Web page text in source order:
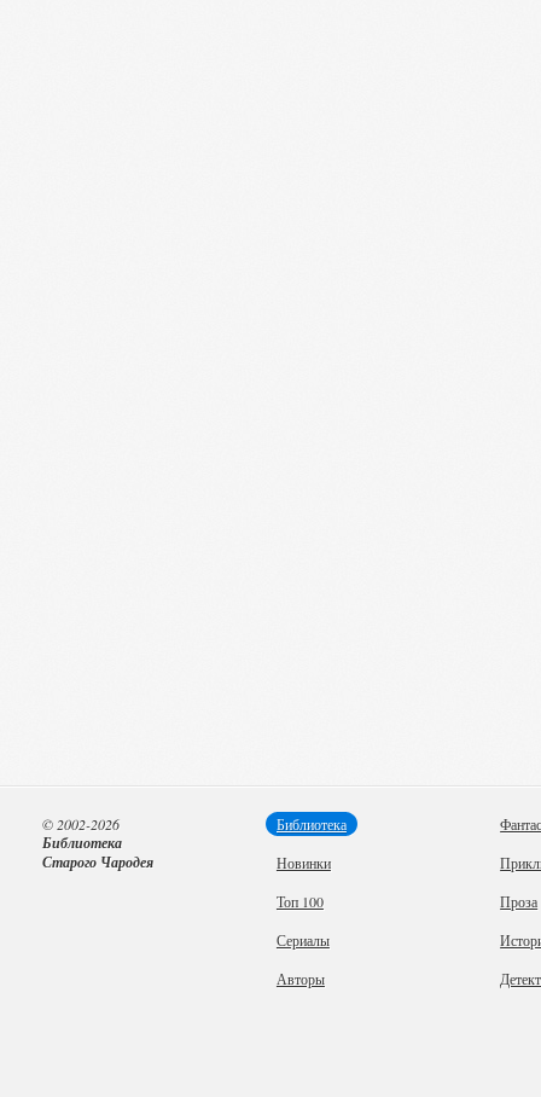
Библиотека
Новинки
Топ 100
Сериалы
Авторы
Проза
© 2002-2026
Библиотека
Старого Чародея